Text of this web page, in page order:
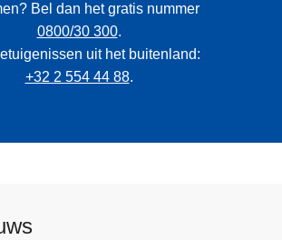
Bel dan het gratis nummer
0800/30 300.
uit het buitenland:
+32 2 554 44 88.